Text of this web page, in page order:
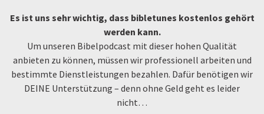
Es ist uns sehr wichtig, dass bibletunes kostenlos gehört
werden kann.
Um unseren Bibelpodcast mit dieser hohen Qualität
anbieten zu können, müssen wir professionell arbeiten und
bestimmte Dienstleistungen bezahlen. Dafür benötigen wir
DEINE Unterstützung – denn ohne Geld geht es leider
nicht…